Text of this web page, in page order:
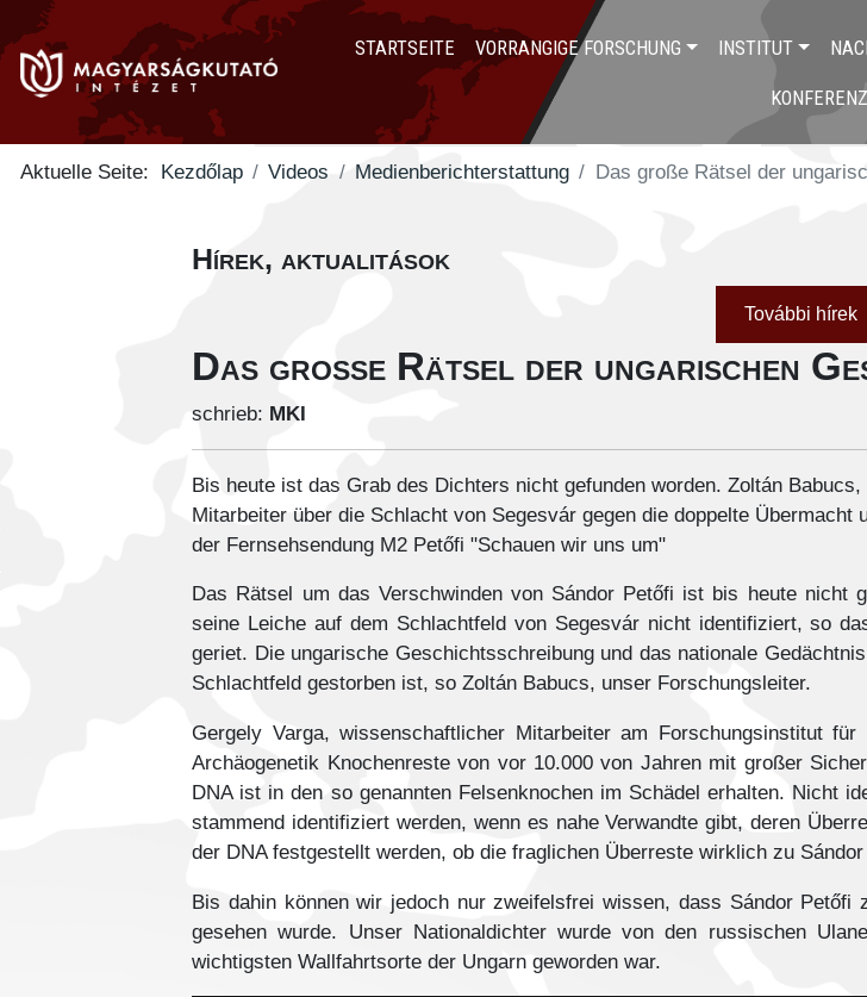
STARTSEITE VORRANGIGE FORSCHUNG INSTITUT
Aktuelle Seite: Kezdőlap Videos Medienberichterstattung Das große Rätsel der
Hírek, aktualitások
További hírek
Das große Rätsel der ungarischen
schrieb: MKI
Bis heute ist das Grab des Dichters nicht gefunden worden. Zoltán
Mitarbeiter über die Schlacht von Segesvár gegen die doppelte
der Fernsehsendung M2 Petőfi "Schauen wir uns um"
Das Rätsel um das Verschwinden von Sándor Petőfi ist bis heute nicht
seine Leiche auf dem Schlachtfeld von Segesvár nicht identifiziert, so
geriet. Die ungarische Geschichtsschreibung und das nationale
Schlachtfeld gestorben ist, so Zoltán Babucs, unser Forschungsleiter.
Gergely Varga, wissenschaftlicher Mitarbeiter am Forschungsinstitut
Archäogenetik Knochenreste von vor 10.000 von Jahren mit großer
DNA ist in den so genannten Felsenknochen im Schädel erhalten. Nicht
stammend identifiziert werden, wenn es nahe Verwandte gibt, deren
der DNA festgestellt werden, ob die fraglichen Überreste wirklich zu
Bis dahin können wir jedoch nur zweifelsfrei wissen, dass Sándor
gesehen wurde. Unser Nationaldichter wurde von den russischen
wichtigsten Wallfahrtsorte der Ungarn geworden war.